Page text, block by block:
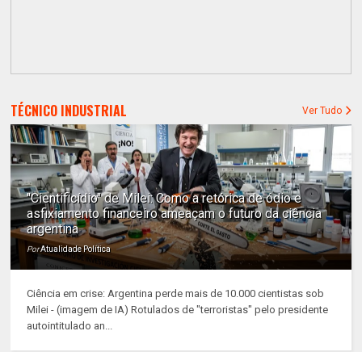
TÉCNICO INDUSTRIAL Ver Tudo
"Cientificídio" de Milei: Como a retórica de ódio e
asfixiamento financeiro ameaçam o futuro da ciência
argentina
PorAtualidade Política
Ciência em crise: Argentina perde mais de 10.000 cientistas sob
Milei - (imagem de IA) Rotulados de "terroristas" pelo presidente
autointitulado an...